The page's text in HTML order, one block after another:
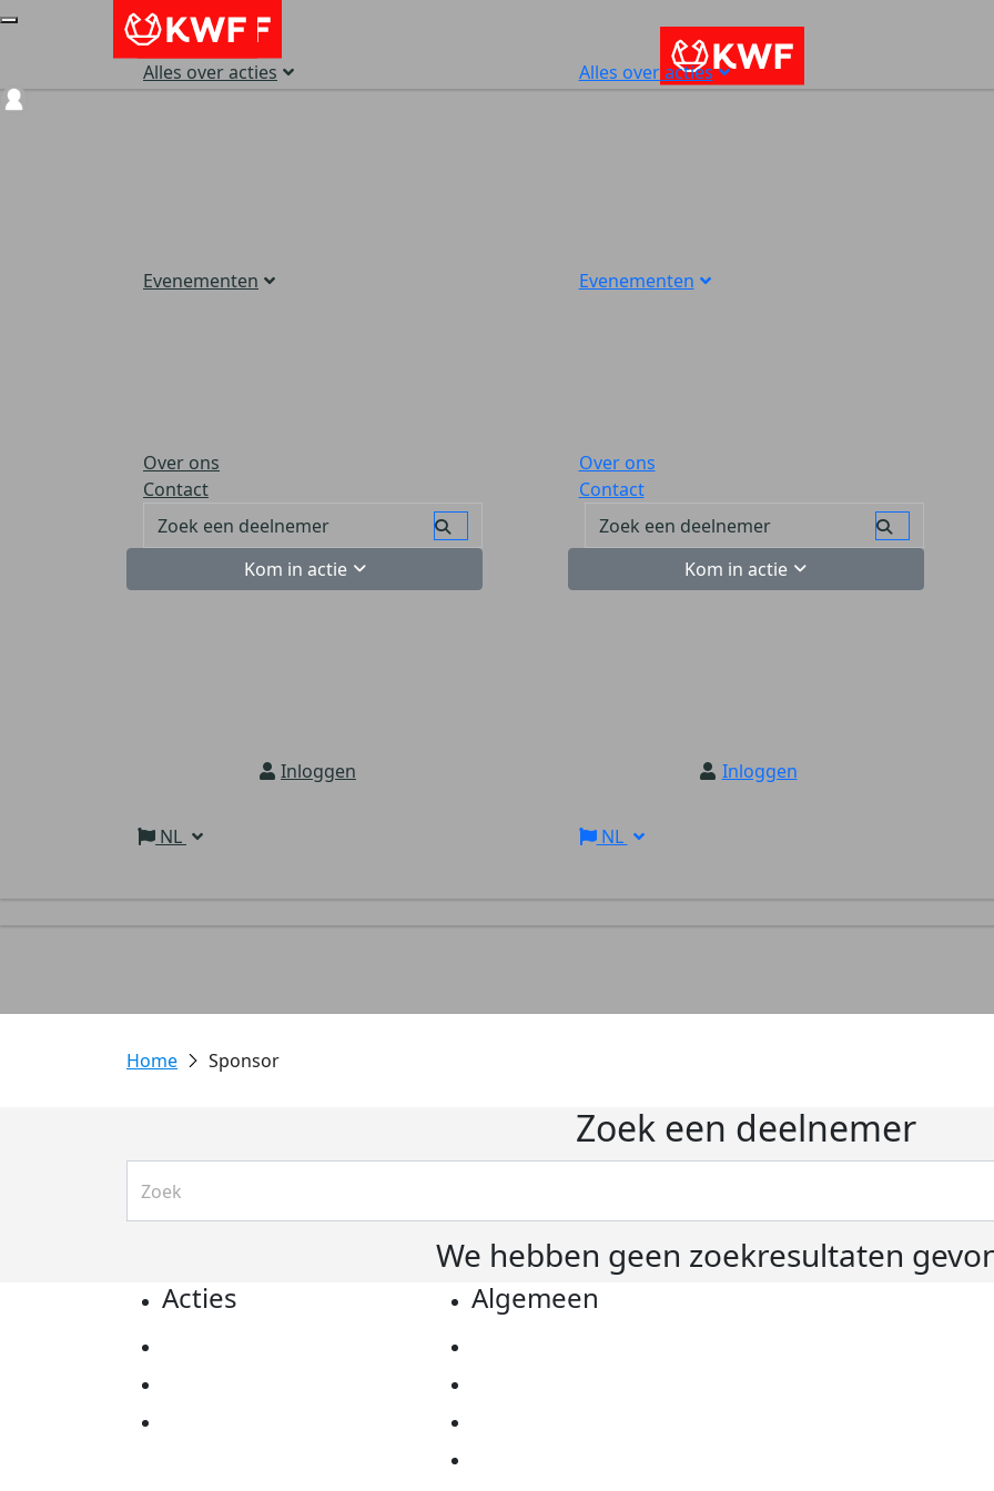
Alles over acties
Evenementen
Over ons
Contact
Kom in actie
Inloggen
NL
Alles over acties
Evenementen
Over ons
Contact
Kom in actie
Inloggen
NL
Sponsor
Zoek een deelnemer
We hebben geen zoekresultaten
Acties Algemeen